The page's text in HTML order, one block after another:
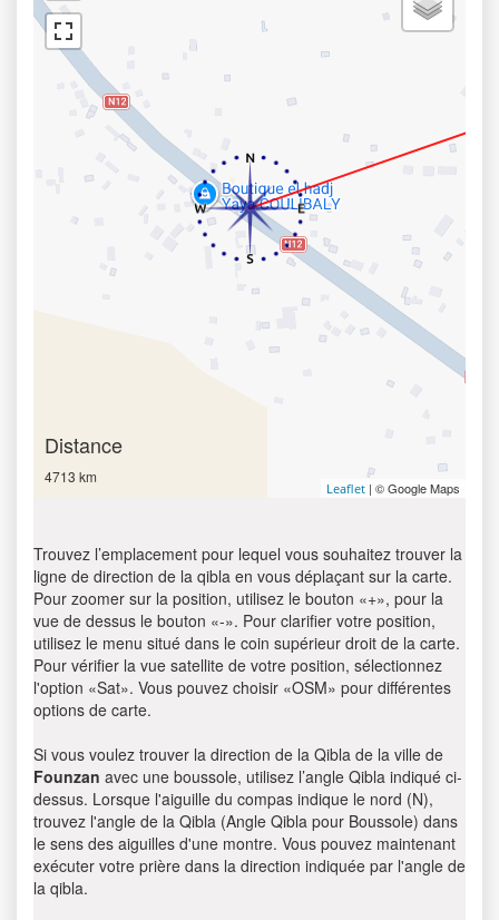
Distance
4713 km
Leaflet | © Google Maps
Trouvez l’emplacement pour lequel vous souhaitez trouver la
ligne de direction de la qibla en vous déplaçant sur la carte.
Pour zoomer sur la position, utilisez le bouton «+», pour la
vue de dessus le bouton «-». Pour clarifier votre position,
utilisez le menu situé dans le coin supérieur droit de la carte.
Pour vérifier la vue satellite de votre position, sélectionnez
l'option «Sat». Vous pouvez choisir «OSM» pour différentes
options de carte.
Si vous voulez trouver la direction de la Qibla de la ville de
Founzan avec une boussole, utilisez l’angle Qibla indiqué ci-
dessus. Lorsque l'aiguille du compas indique le nord (N),
trouvez l'angle de la Qibla (Angle Qibla pour Boussole) dans
le sens des aiguilles d'une montre. Vous pouvez maintenant
exécuter votre prière dans la direction indiquée par l'angle de
la qibla.